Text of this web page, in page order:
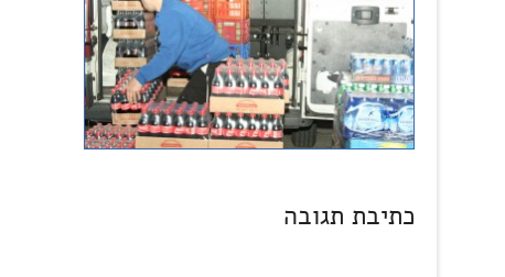
כתיבת תגובה